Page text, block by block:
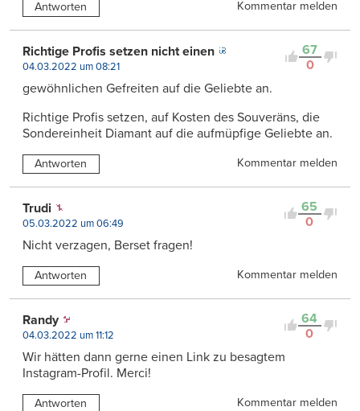
Antworten Kommentar melden
67
0
Richtige Profis setzen nicht einen
04.03.2022 um 08:21
gewöhnlichen Gefreiten auf die Geliebte an.
Richtige Profis setzen, auf Kosten des Souveräns, die
Sondereinheit Diamant auf die aufmüpfige Geliebte an.
Antworten Kommentar melden
65
0
Trudi
05.03.2022 um 06:49
Nicht verzagen, Berset fragen!
Antworten Kommentar melden
64
0
Randy
04.03.2022 um 11:12
Wir hätten dann gerne einen Link zu besagtem
Instagram-Profil. Merci!
Antworten
Kommentar melden